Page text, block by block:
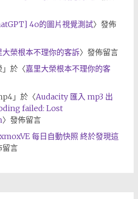
4o的圖片視覺測試〉發佈
大榮根本不理你的客訴〉發佈留言
」於〈嘉里大榮根本不理你的客
」於〈Audacity 匯入 mp3 出
failed: Lost
〉發佈留言
每日自動快照 終於發現這
留言